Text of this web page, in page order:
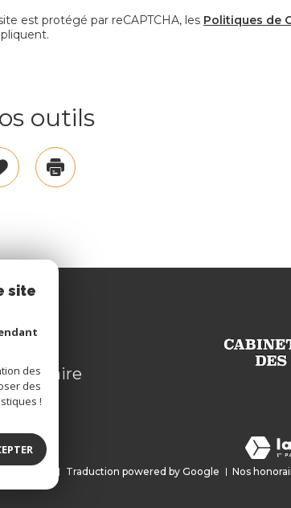
est protégé par reCAPTCHA, les Politiques de
outils
Imprimer
Traduction powered by Google Nos
site
des
des
!